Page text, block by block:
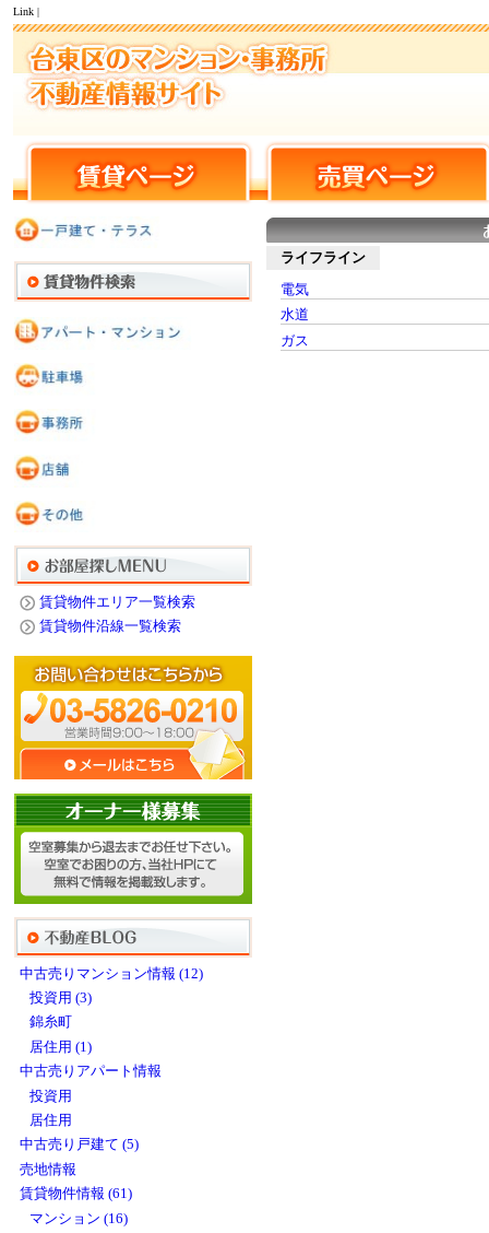
Link |
賃貸物件エリア一覧検索
賃貸物件沿線一覧検索
中古売りマンション情報 (12)
投資用 (3)
錦糸町
居住用 (1)
中古売りアパート情報
投資用
居住用
中古売り戸建て (5)
売地情報
賃貸物件情報 (61)
マンション (16)
ライフライン
電気
水道
ガス